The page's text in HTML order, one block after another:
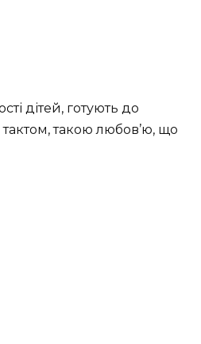
дітей, готують до
такою любов’ю, що